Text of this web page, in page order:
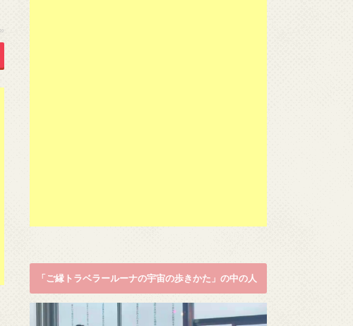
「ご縁トラベラールーナの宇宙の歩きかた」の中の人